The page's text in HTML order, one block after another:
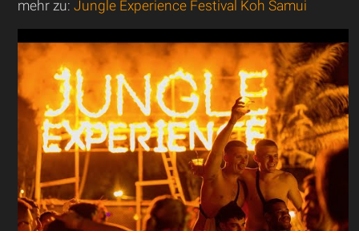
mehr zu:Jungle Experience Festival Koh Samui